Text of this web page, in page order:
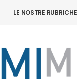
LE NOSTRE RUBRICHE